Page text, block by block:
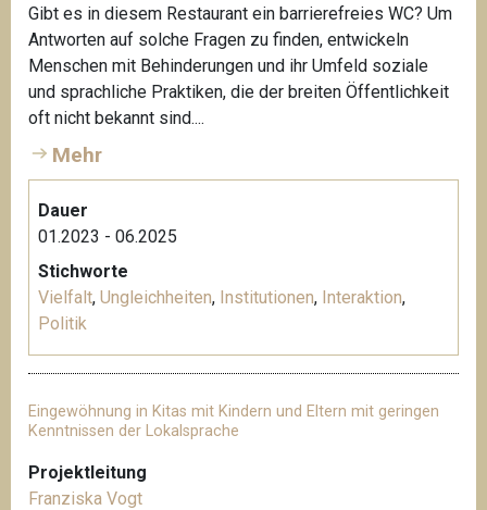
Gibt es in diesem Restaurant ein barrierefreies WC? Um
Antworten auf solche Fragen zu finden, entwickeln
Menschen mit Behinderungen und ihr Umfeld soziale
und sprachliche Praktiken, die der breiten Öffentlichkeit
oft nicht bekannt sind....
Mehr
Dauer
01.2023 - 06.2025
Stichworte
Vielfalt, Ungleichheiten, Institutionen, Interaktion,
Politik
Eingewöhnung in Kitas mit Kindern und Eltern mit geringen
Kenntnissen der Lokalsprache
Projektleitung
Franziska Vogt